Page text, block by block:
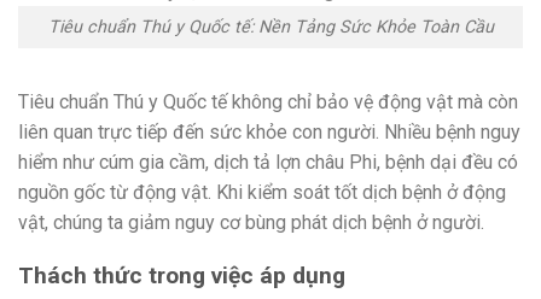
Tiêu chuẩn Thú y Quốc tế: Nền Tảng Sức Khỏe Toàn Cầu
Tiêu chuẩn Thú y Quốc tế không chỉ bảo vệ động vật mà còn
liên quan trực tiếp đến sức khỏe con người. Nhiều bệnh nguy
hiểm như cúm gia cầm, dịch tả lợn châu Phi, bệnh dại đều có
nguồn gốc từ động vật. Khi kiểm soát tốt dịch bệnh ở động
vật, chúng ta giảm nguy cơ bùng phát dịch bệnh ở người.
Thách thức trong việc áp dụng